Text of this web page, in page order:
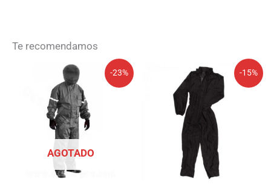
Te recomendamos
-23%
AGOTADO
precio
original
era:
65,00€.
precio
actual
es:
50,00€.
-15%
precio
original
era:
62,99€.
El
precio
actual
es:
53,54€.